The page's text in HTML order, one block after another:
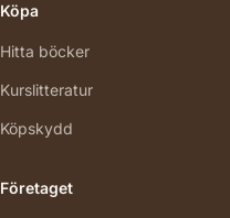
Köpa
Hitta böcker
Kurslitteratur
Köpskydd
Företaget